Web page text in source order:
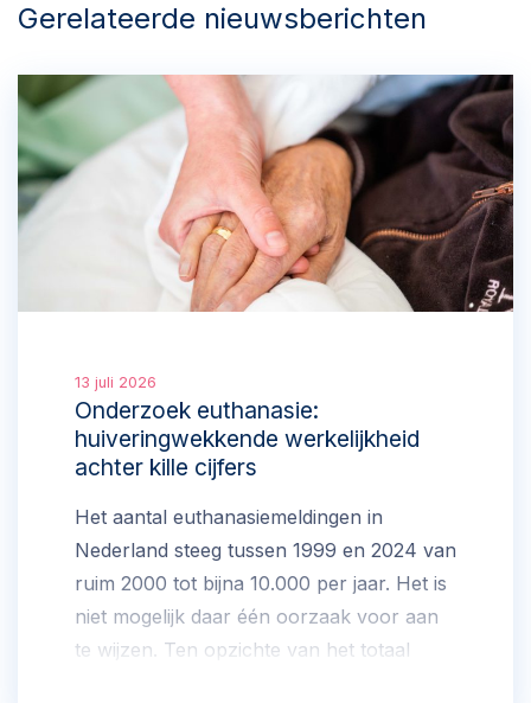
Gerelateerde nieuwsberichten
13 juli 2026
Onderzoek euthanasie:
huiveringwekkende werkelijkheid
achter kille cijfers
Het aantal euthanasiemeldingen in
Nederland steeg tussen 1999 en 2024 van
ruim 2000 tot bijna 10.000 per jaar. Het is
niet mogelijk daar één oorzaak voor aan
te wijzen. Ten opzichte van het totaal